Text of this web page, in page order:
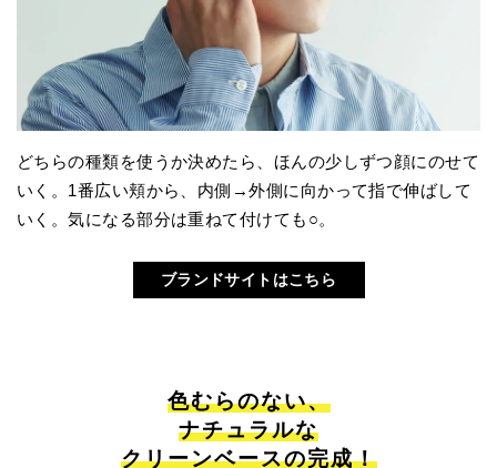
どちらの種類を使うか決めたら、ほんの少しずつ顔にのせて
いく。1番広い頬から、内側→外側に向かって指で伸ばして
いく。気になる部分は重ねて付けても○。
ブランドサイトはこちら
色むらのない、
ナチュラルな
クリーンベースの完成！